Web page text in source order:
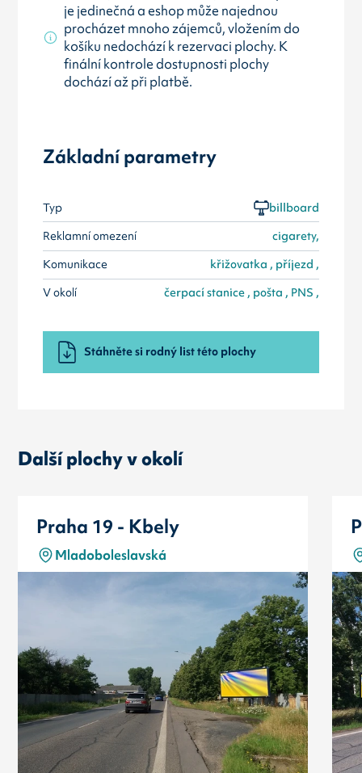
je jedinečná a eshop může najednou
procházet mnoho zájemců, vložením do
košíku nedochází k rezervaci plochy. K
finální kontrole dostupnosti plochy
dochází až při platbě.
Základní parametry
Typ
billboard
Reklamní omezení
cigarety,
Komunikace
křižovatka , příjezd ,
V okolí
čerpací stanice , pošta , PNS ,
Stáhněte si rodný list této plochy
Další plochy v okolí
Praha 19 - Kbely
Mladoboleslavská